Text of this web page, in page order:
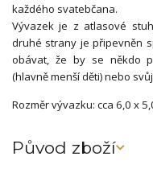
každého svatebčana.
Vývazek je z atlasové
druhé strany je připevněn
obávat, že by se někdo
(hlavně menší děti) nebo
Rozměr vývazku: cca 6,0 x
Původ zboží